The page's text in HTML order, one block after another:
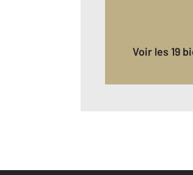
Voir les 19